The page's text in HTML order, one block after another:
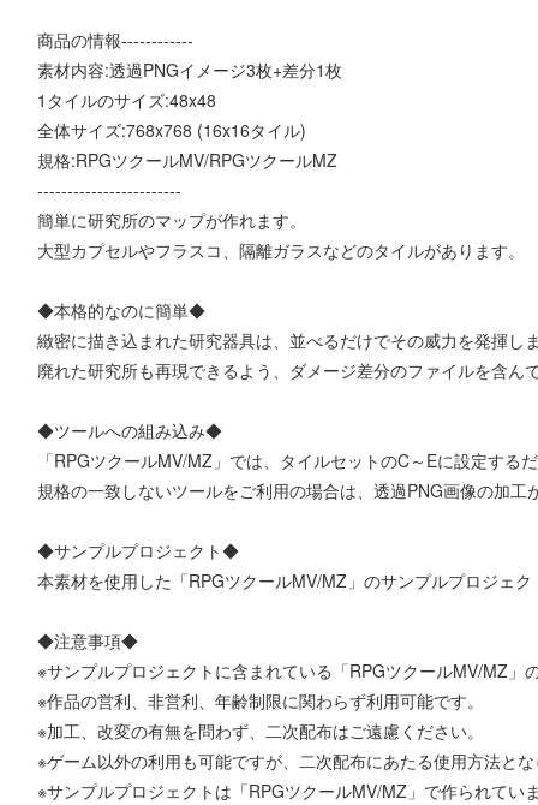
商品の情報------------
素材内容:透過PNGイメージ3枚+差分1枚
1タイルのサイズ:48x48
全体サイズ:768x768 (16x16タイル)
規格:RPGツクールMV/RPGツクールMZ
------------------------
簡単に研究所のマップが作れます。
大型カプセルやフラスコ、隔離ガラスなどのタイルがあります。
◆本格的なのに簡単◆
緻密に描き込まれた研究器具は、並べるだけでその威力を発揮し
廃れた研究所も再現できるよう、ダメージ差分のファイルを含ん
◆ツールへの組み込み◆
「RPGツクールMV/MZ」では、タイルセットのC～Eに設定する
規格の一致しないツールをご利用の場合は、透過PNG画像の加
◆サンプルプロジェクト◆
本素材を使用した「RPGツクールMV/MZ」のサンプルプロジェ
◆注意事項◆
※サンプルプロジェクトに含まれている「RPGツクールMV/MZ」
※作品の営利、非営利、年齢制限に関わらず利用可能です。
※加工、改変の有無を問わず、二次配布はご遠慮ください。
※ゲーム以外の利用も可能ですが、二次配布にあたる使用方法と
※サンプルプロジェクトは「RPGツクールMV/MZ」で作られてい